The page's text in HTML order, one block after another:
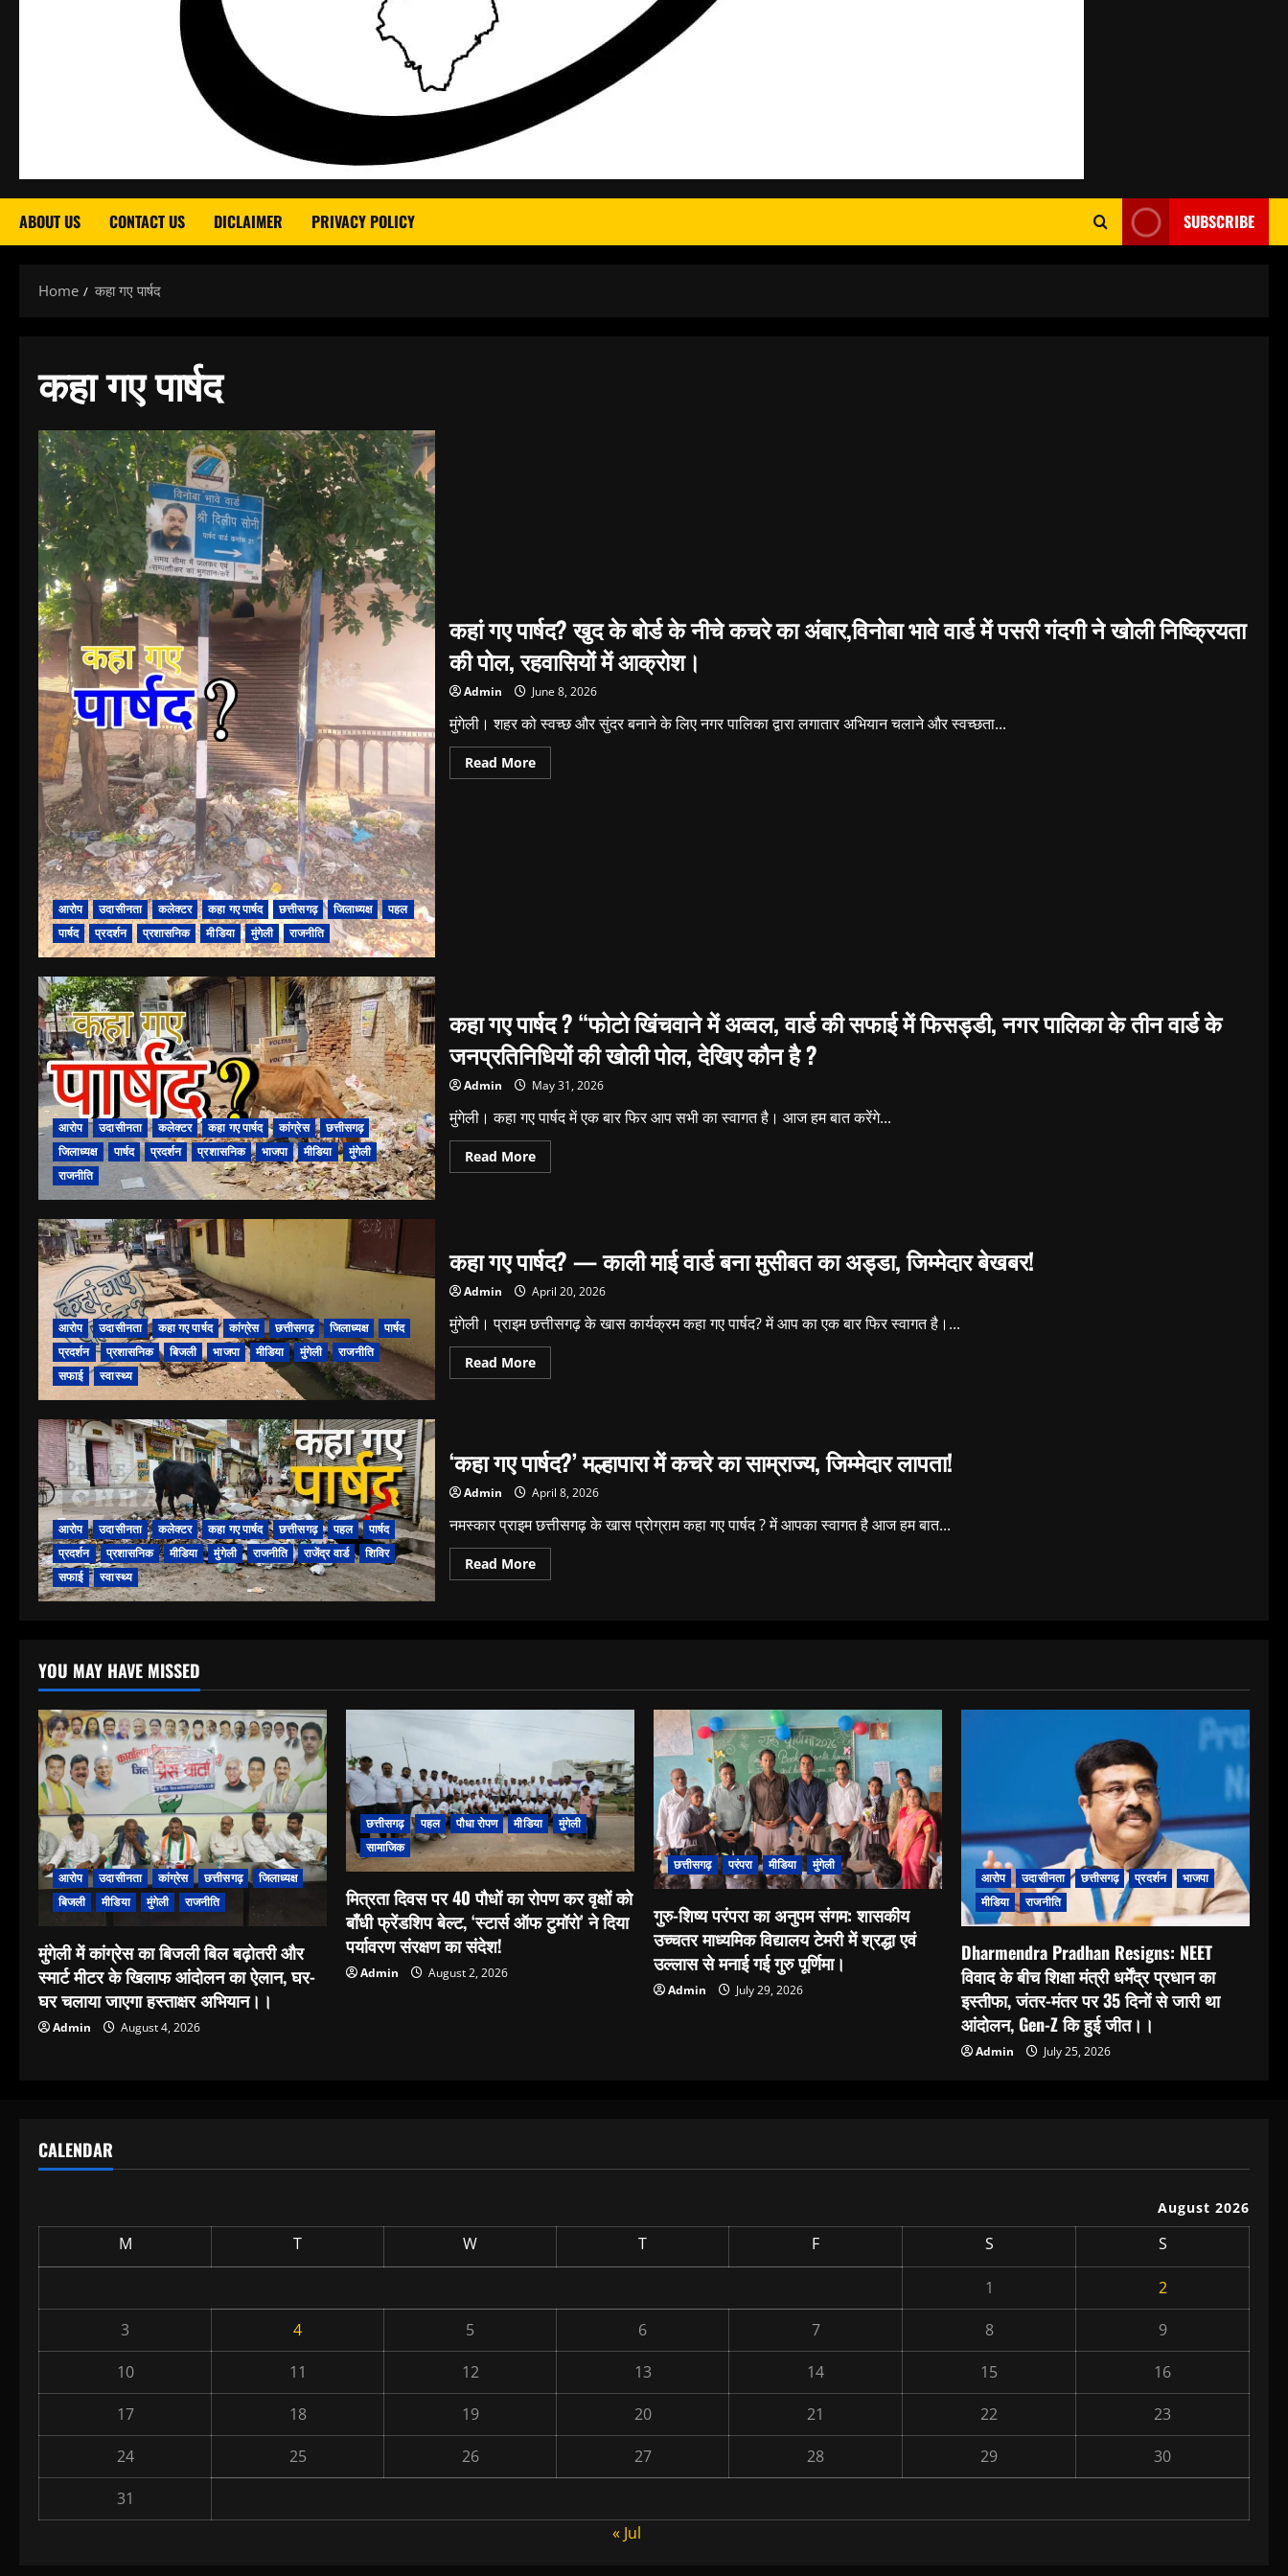
ABOUT US CONTACT US DICLAIMER PRIVACY POLICY SUBSCRIBE
Home कहा गए पार्षद
कहा गए पार्षद
आरोप उदासीनता कलेक्टर कहा गए पार्षद छत्तीसगढ़ जिलाध्यक्ष
पहल
पार्षद
प्रदर्शन प्रशासनिक मीडिया मुंगेली राजनीति
कहां गए पार्षद? खुद के बोर्ड के नीचे कचरे का अंबार,विनोबा भावे वार्ड में पसरी गंदगी ने खोली निष्क्रियता
की पोल, रहवासियों में आक्रोश।
Admin June 8, 2026
मुंगेली। शहर को स्वच्छ और सुंदर बनाने के लिए नगर पालिका द्वारा लगातार अभियान चलाने और स्वच्छता...
Read MoreRead
more
ने
खोली
निष्क्रियता
की
पोल,
रहवासियों
आक्रोश।
आरोप उदासीनता कलेक्टर कहा गए पार्षद कांग्रेस
छत्तीसगढ़
जिलाध्यक्ष
पार्षद प्रदर्शन प्रशासनिक भाजपा मीडिया
मुंगेली
राजनीति
कहा गए पार्षद ? “फोटो खिंचवाने में अव्वल, वार्ड की सफाई में फिसड्डी, नगर पालिका के तीन वार्ड के
जनप्रतिनिधियों की खोली पोल, देखिए कौन है ?
Admin May 31, 2026
मुंगेली। कहा गए पार्षद में एक बार फिर आप सभी का स्वागत है। आज हम बात करेंगे...
Read MoreRead
more
“फोटो
खिंचवाने
में
अव्वल,
वार्ड
की
सफाई
में
फिसड्डी,
नगर
पालिका
जनप्रतिनिधियों
की
खोली
पोल,
देखिए
कौन
है
?
आरोप उदासीनता कहा गए पार्षद कांग्रेस छत्तीसगढ़ जिलाध्यक्ष
पार्षद
प्रदर्शन
प्रशासनिक बिजली भाजपा मीडिया मुंगेली
राजनीति
सफाई
स्वास्थ्य
कहा गए पार्षद? — काली माई वार्ड बना मुसीबत का अड्डा, जिम्मेदार बेखबर!
Admin April 20, 2026
मुंगेली। प्राइम छत्तीसगढ़ के खास कार्यक्रम कहा गए पार्षद? में आप का एक बार फिर स्वागत है।...
Read MoreRead
more
काली
माई
बना
का
अड्डा,
जिम्मेदार
बेखबर!
आरोप उदासीनता कलेक्टर कहा गए पार्षद छत्तीसगढ़ पहल
पार्षद
प्रदर्शन
प्रशासनिक मीडिया मुंगेली राजनीति राजेंद्र वार्ड
शिविर
सफाई
स्वास्थ्य
‘कहा गए पार्षद?’ मल्हापारा में कचरे का साम्राज्य, जिम्मेदार लापता!
Admin April 8, 2026
नमस्कार प्राइम छत्तीसगढ़ के खास प्रोग्राम कहा गए पार्षद ? में आपका स्वागत है आज हम बात...
Read MoreRead
more
साम्राज्य,
जिम्मेदार
YOU MAY HAVE MISSED
आरोप उदासीनता कांग्रेस छत्तीसगढ़
जिलाध्यक्ष
बिजली
मीडिया मुंगेली राजनीति
मुंगेली में कांग्रेस का बिजली बिल बढ़ोतरी और
स्मार्ट मीटर के खिलाफ आंदोलन का ऐलान, घर-
घर चलाया जाएगा हस्ताक्षर अभियान।।
Admin August 4, 2026
छत्तीसगढ़ पहल पौधा रोपण मीडिया
मुंगेली
सामाजिक
मित्रता दिवस पर 40 पौधों का रोपण कर वृक्षों को
बाँधी फ्रेंडशिप बेल्ट, ‘स्टार्स ऑफ टुमॉरो’ ने दिया
पर्यावरण संरक्षण का संदेश!
Admin August 2, 2026
छत्तीसगढ़ परंपरा मीडिया मुंगेली
गुरु-शिष्य परंपरा का अनुपम संगम: शासकीय
उच्चतर माध्यमिक विद्यालय टेमरी में श्रद्धा एवं
उल्लास से मनाई गई गुरु पूर्णिमा।
Admin July 29, 2026
आरोप उदासीनता छत्तीसगढ़ प्रदर्शन
भाजपा
मीडिया
राजनीति
Dharmendra Pradhan Resigns: NEET
विवाद के बीच शिक्षा मंत्री धर्मेंद्र प्रधान का
इस्तीफा, जंतर-मंतर पर 35 दिनों से जारी था
आंदोलन, Gen-Z कि हुई जीत।।
Admin July 25, 2026
CALENDAR
August 2026
M T W T F S S
1
2
3
4 5 6 7 8
9
10
11 12 13 14 15
16
17
18 19 20 21 22
23
24
25 26 27 28 29
30
31
« Jul